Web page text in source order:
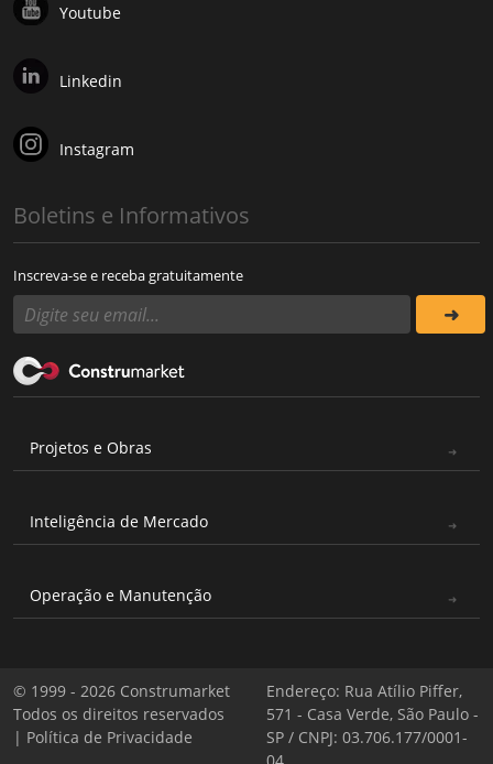
Youtube
Linkedin
Instagram
Boletins e Informativos
Inscreva-se e receba gratuitamente
Projetos e Obras
Inteligência de Mercado
Operação e Manutenção
© 1999 - 2026 Construmarket
Todos os direitos reservados
| Política de Privacidade
Endereço: Rua Atílio Piffer,
571 - Casa Verde, São Paulo -
SP / CNPJ: 03.706.177/0001-